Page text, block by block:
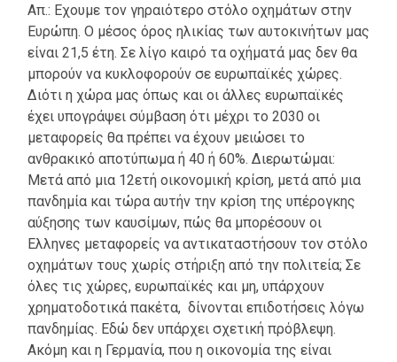
Απ.: Εχουμε τον γηραιότερο στόλο οχημάτων στην
Ευρώπη. Ο μέσος όρος ηλικίας των αυτοκινήτων μας
είναι 21,5 έτη. Σε λίγο καιρό τα οχήματά μας δεν θα
μπορούν να κυκλοφορούν σε ευρωπαϊκές χώρες.
Διότι η χώρα μας όπως και οι άλλες ευρωπαϊκές
έχει υπογράψει σύμβαση ότι μέχρι το 2030 οι
μεταφορείς θα πρέπει να έχουν μειώσει το
ανθρακικό αποτύπωμα ή 40 ή 60%. Διερωτώμαι:
Μετά από μια 12ετή οικονομική κρίση, μετά από μια
πανδημία και τώρα αυτήν την κρίση της υπέρογκης
αύξησης των καυσίμων, πώς θα μπορέσουν οι
Ελληνες μεταφορείς να αντικαταστήσουν τον στόλο
οχημάτων τους χωρίς στήριξη από την πολιτεία; Σε
όλες τις χώρες, ευρωπαϊκές και μη, υπάρχουν
χρηματοδοτικά πακέτα, δίνονται επιδοτήσεις λόγω
πανδημίας. Εδώ δεν υπάρχει σχετική πρόβλεψη.
Ακόμη και η Γερμανία, που η οικονομία της είναι